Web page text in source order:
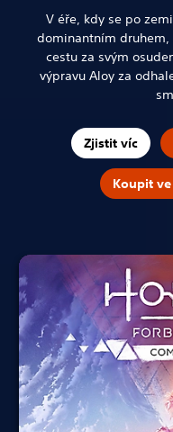
V éře, kdy se po
dominantním druhem,
cestu za svým
výpravu Aloy za
Zjistit víc
Koupit ve